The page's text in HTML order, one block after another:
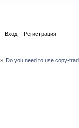
Вход Регистрация
Do you need to use copy-